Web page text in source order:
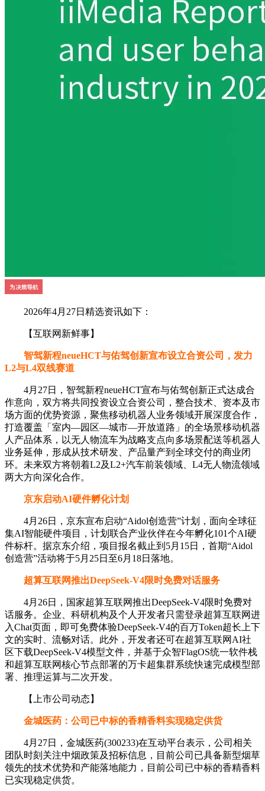
2026年4月27日精选资讯如下：
【互联网新鲜事】
智驾新程neueHCT与佑驾创新宣布设立合资公司，发力
L2与L4双线赛道
4月27日，智驾新程neueHCT宣布与佑驾创新正式达成合
作意向，双方将共同投资设立合资公司，整合技术、资本及市
场方面的优势资源，聚焦移动机器人业务领域开展深度合作，
打造覆盖「室内—园区—城市—开放道路」的全场景移动机器
人产品体系，以无人物流车为战略支点向多场景配送等机器人
业务延伸，形成从技术研发、产品量产到全球交付的商业闭
环。未来双方将朝着L2及L2+汽车前装领域、L4无人物流领域
两大方向深化合作。
京东启动AI硬件孵化计划
4月26日，京东宣布启动“Aidol创造营”计划，面向全球征
集AI智能硬件项目，计划联合产业伙伴在今年孵化101个AI硬
件标杆。据京东介绍，项目报名截止到5月15日，首期“Aidol
创造营”活动将于5月25日至6月18日落地。
超算互联网推出DeepSeek-V4限时免费对话服务
4月26日，国家超算互联网推出DeepSeek-V4限时免费对
话服务。企业、科研机构及个人开发者只需登录超算互联网进
入Chat页面，即可免费体验DeepSeek-V4的百万Token超长上下
文的实时、流畅对话。此外，开发者还可在超算互联网AI社
区下载DeepSeek-V4模型文件，并基于众智FlagOS统一软件栈
和超算互联网核心节点部署的万卡超集群系统快速完成模型部
署、推理运算与二次开发。
【上市公司动态】
金城医药：公司已中标的香精香料实现稳定供货
4月27日，金城医药(300233)在互动平台表示，公司相关
团队时刻关注中烟政策及招标信息，目前公司已具备新型烟草
领先的技术优势和产能落地能力，目前公司已中标的香精香料
已实现稳定供货。